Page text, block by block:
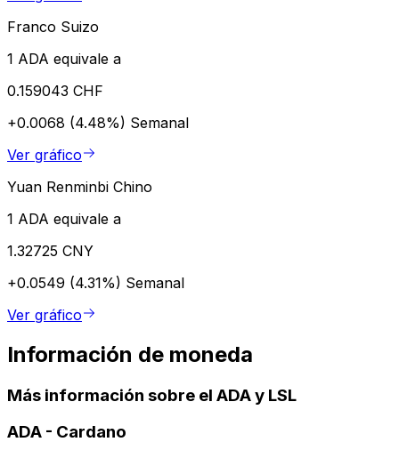
Franco Suizo
1 ADA equivale a
0.159043 CHF
+0.0068 (4.48%) Semanal
Ver gráfico
Yuan Renminbi Chino
1 ADA equivale a
1.32725 CNY
+0.0549 (4.31%) Semanal
Ver gráfico
Información de moneda
Más información sobre el ADA y LSL
ADA - Cardano